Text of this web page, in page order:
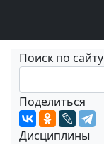
Поиск по сайту
Поделиться
Дисциплины